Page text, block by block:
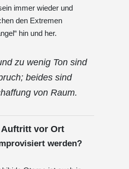
immer wieder und
den Extremen
hin und her.
zu wenig Ton sind
beides sind
von Raum.
vor Ort
werden?